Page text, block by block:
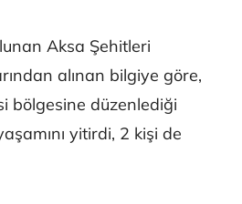
Aksa Şehitleri
alınan bilgiye göre,
bölgesine düzenlediği
yitirdi, 2 kişi de